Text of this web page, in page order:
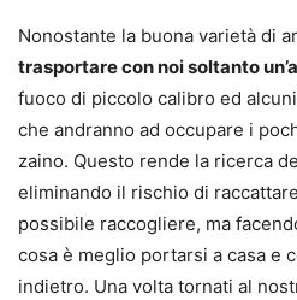
Nonostante la buona varietà di
trasportare con noi soltanto
fuoco di piccolo calibro ed
che andranno ad occupare i
zaino. Questo rende la ricerca
eliminando il rischio di
possibile raccogliere, ma
cosa è meglio portarsi a casa e
indietro. Una volta tornati al